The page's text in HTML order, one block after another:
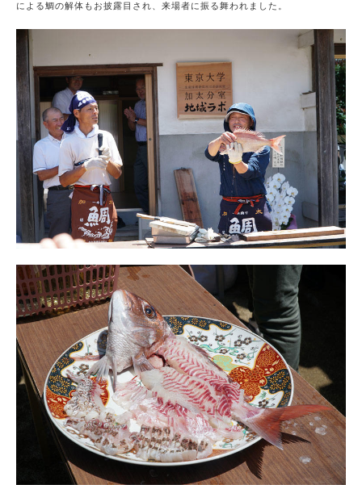
による鯛の解体もお披露目され、来場者に振る舞われました。